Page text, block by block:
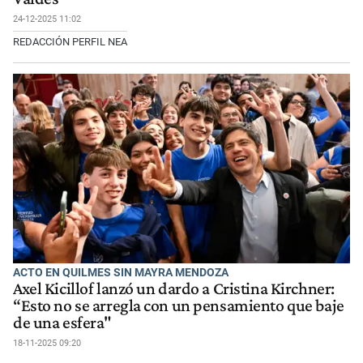
24-12-2025 11:02
REDACCIÓN PERFIL NEA
ACTO EN QUILMES SIN MAYRA MENDOZA
Axel Kicillof lanzó un dardo a Cristina Kirchner:
“Esto no se arregla con un pensamiento que baje
de una esfera"
18-11-2025 09:20